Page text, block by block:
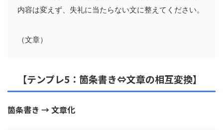
内容は変えず、失礼に当たらない文に整えてください。
【テンプレ5：箇条書き⇔文章の相互変換】
箇条書き → 文章化